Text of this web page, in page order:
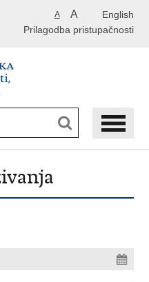
English
A A
Prilagodba pristupačnosti